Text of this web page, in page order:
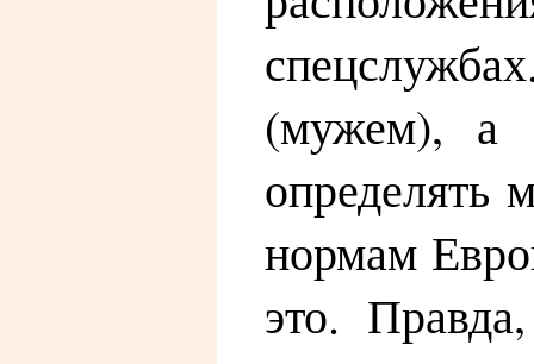
(мужем), а
определять
нормам
это.